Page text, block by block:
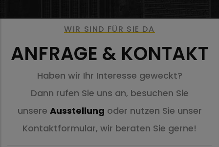
WIR SIND FÜR SIE DA
ANFRAGE & KONTAKT
Haben wir Ihr Interesse geweckt?
Dann rufen Sie uns an, besuchen Sie
unsere Ausstellung oder nutzen Sie unser
Kontaktformular, wir beraten Sie gerne!